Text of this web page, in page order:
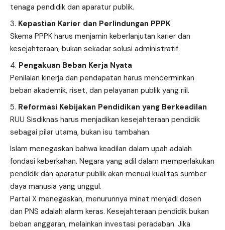
tenaga pendidik dan aparatur publik.
Kepastian Karier dan Perlindungan PPPK
Skema PPPK harus menjamin keberlanjutan karier dan
kesejahteraan, bukan sekadar solusi administratif.
Pengakuan Beban Kerja Nyata
Penilaian kinerja dan pendapatan harus mencerminkan
beban akademik, riset, dan pelayanan publik yang riil.
Reformasi Kebijakan Pendidikan yang Berkeadilan
RUU Sisdiknas harus menjadikan kesejahteraan pendidik
sebagai pilar utama, bukan isu tambahan.
Islam menegaskan bahwa keadilan dalam upah adalah
fondasi keberkahan. Negara yang adil dalam memperlakukan
pendidik dan aparatur publik akan menuai kualitas sumber
daya manusia yang unggul.
Partai X menegaskan, menurunnya minat menjadi dosen
dan PNS adalah alarm keras. Kesejahteraan pendidik bukan
beban anggaran, melainkan investasi peradaban. Jika